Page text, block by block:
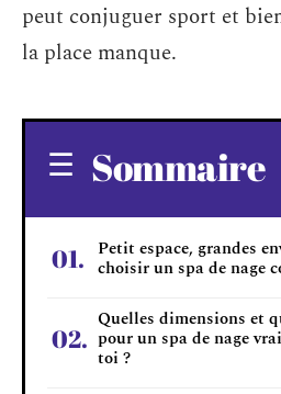
peut conjuguer sport et
la place manque.
Sommaire
Petit espace, grandes
choisir un spa de nage
Quelles dimensions et
pour un spa de nage
toi ?